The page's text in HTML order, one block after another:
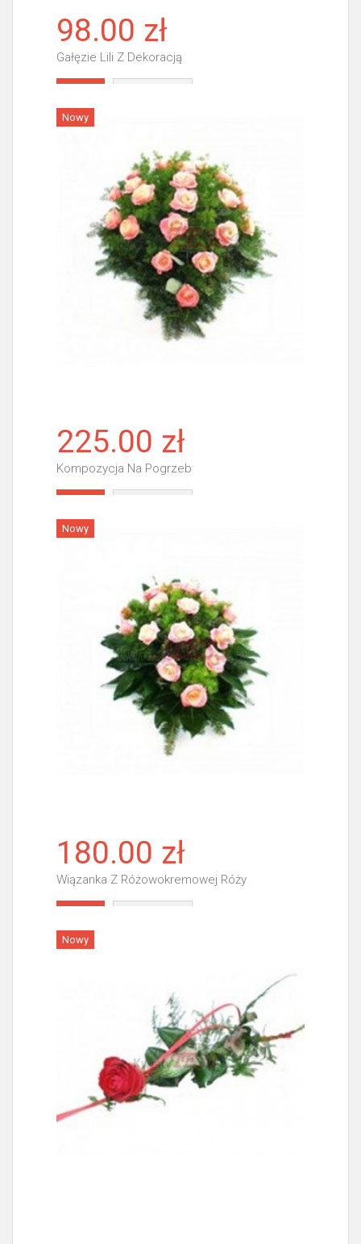
98.00 zł
Gałęzie Lili Z Dekoracją
Nowy
225.00 zł
Kompozycja Na Pogrzeb
Nowy
180.00 zł
Wiązanka Z Różowokremowej Róży
Nowy